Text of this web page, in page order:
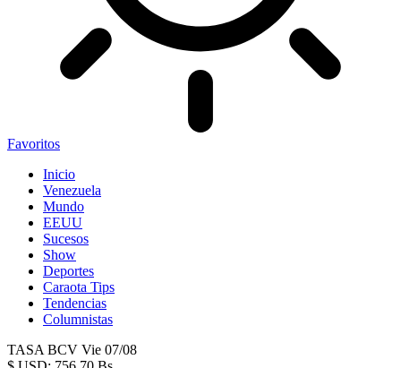
Favoritos
Inicio
Venezuela
Mundo
EEUU
Sucesos
Show
Deportes
Caraota Tips
Tendencias
Columnistas
TASA BCV Vie 07/08